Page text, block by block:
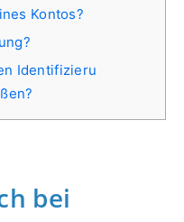
Kontos?
Identifizieru
bei